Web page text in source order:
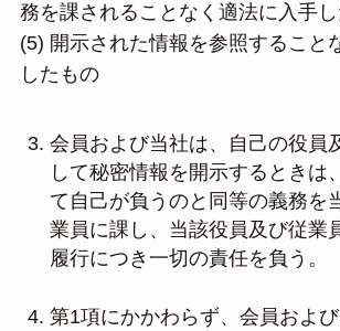
務を課されることなく適法に入手
(5) 開示された情報を参照すること
したもの
会員および当社は、自己の役員
して秘密情報を開示するときは
て自己が負うのと同等の義務を
業員に課し、当該役員及び従業
履行につき一切の責任を負う。
第1項にかかわらず、会員およ